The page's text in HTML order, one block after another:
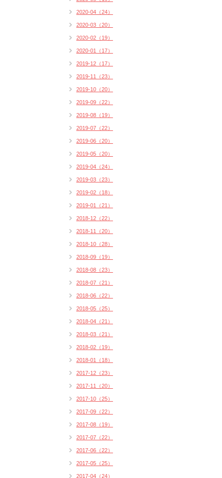
2020-04（24）
2020-03（20）
2020-02（19）
2020-01（17）
2019-12（17）
2019-11（23）
2019-10（20）
2019-09（22）
2019-08（19）
2019-07（22）
2019-06（20）
2019-05（20）
2019-04（24）
2019-03（23）
2019-02（18）
2019-01（21）
2018-12（22）
2018-11（20）
2018-10（28）
2018-09（19）
2018-08（23）
2018-07（21）
2018-06（22）
2018-05（25）
2018-04（21）
2018-03（21）
2018-02（19）
2018-01（18）
2017-12（23）
2017-11（20）
2017-10（25）
2017-09（22）
2017-08（19）
2017-07（22）
2017-06（22）
2017-05（25）
2017-04（24）